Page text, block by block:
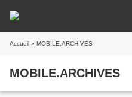
Accueil » MOBILE.ARCHIVES
MOBILE.ARCHIVES